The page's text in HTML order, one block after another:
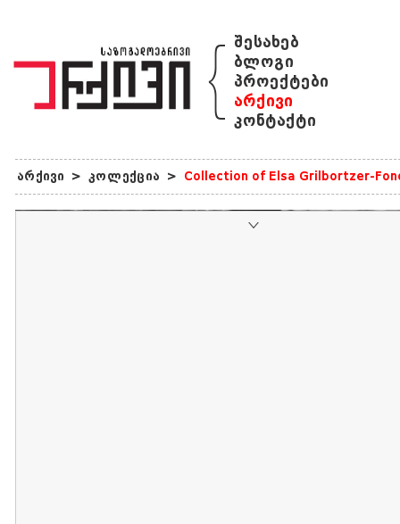
{ შესახებ
ბლოგი
პროექტები
არქივი
კონტაქტი
არქივი > კოლექცია > Collection of Elsa Grilbortzer-